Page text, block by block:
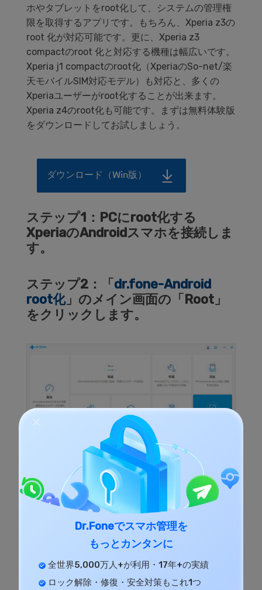
Dr.Foneでスマホ管理を
もっとカンタンに
全世界5,000万人+が利用・17年+の実績
ロック解除・修復・安全対策もこれ1つ
ホやタブレットをroot化して、システムの管理権
限を取得するアプリです。もちろん、Xperia z3の
root 化が対応可能です。更に、Xperia z3
compactのroot 化と対応する機種は幅広いです。
Xperia j1 compactのroot化（XperiaのSo-net/楽
天モバイルSIM対応モデル）も対応と、多くの
Xperiaユーザーがroot化することが出来ます。
Xperia z4のroot化も可能です。まずは無料体験版
をダウンロードしてお試しましょう。
ダウンロード（Win版）
ステップ1：PCにroot化する
XperiaのAndroidスマホを接続しま
す。
ステップ2：「dr.fone-Android
root化」のメイン画面の「Root」
をクリックします。
Androidスマホをパソコンに接続し、Androidス
マホのroot化の状態を確認します。